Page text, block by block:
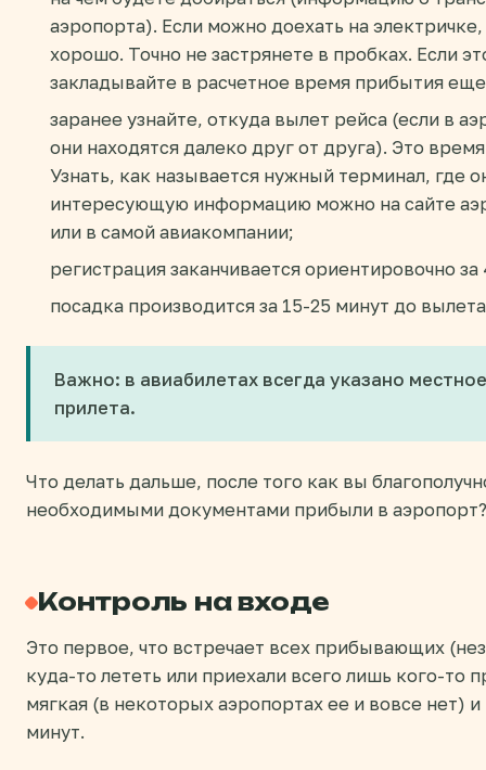
аэропорта). Если можно доехать на
хорошо. Точно не застрянете в пробках. Если
закладывайте в расчетное время прибытия
заранее узнайте, откуда вылет рейса (если в
они находятся далеко друг от друга). Это
Узнать, как называется нужный терминал, где
интересующую информацию можно на сайте
или в самой авиакомпании;
регистрация заканчивается ориентировочно
посадка производится за 15-25 минут до
Важно: в авиабилетах всегда указано
прилета.
Что делать дальше, после того как вы
необходимыми документами прибыли в аэропорт?
Контроль на входе
Это первое, что встречает всех прибывающих
куда-то лететь или приехали всего лишь кого-то
мягкая (в некоторых аэропортах ее и вовсе нет) и
минут.